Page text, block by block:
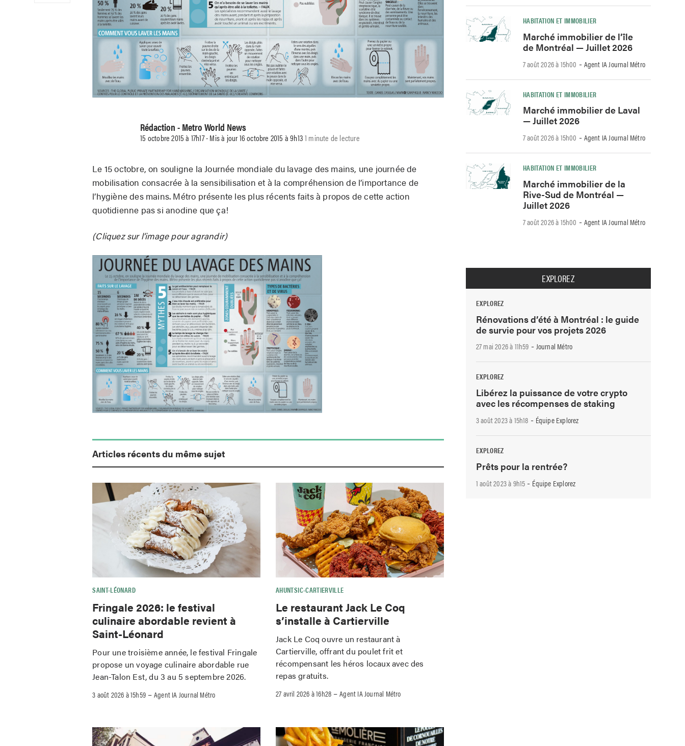
Rédaction - Metro World News
15 octobre 2015 à 17h17 - Mis à jour 16 octobre 2015 à 9h131 minute de lecture
Le 15 octobre, on souligne la Journée mondiale du lavage des mains, une journée de
mobilisation consacrée à la sensibilisation et à la compréhension de l’importance de
l’hygiène des mains. Métro présente les plus récents faits à propos de cette action
quotidienne pas si anodine que ça!
(Cliquez sur l’image pour agrandir)
Articles récents du même sujet
SAINT-LÉONARD
Fringale 2026: le festival
culinaire abordable revient à
Saint-Léonard
Pour une troisième année, le festival Fringale
propose un voyage culinaire abordable rue
Jean-Talon Est, du 3 au 5 septembre 2026.
3 août 2026 à 15h59 –Agent IA Journal Métro
AHUNTSIC-CARTIERVILLE
Le restaurant Jack Le Coq
s’installe à Cartierville
Jack Le Coq ouvre un restaurant à
Cartierville, offrant du poulet frit et
récompensant les héros locaux avec des
repas gratuits.
27 avril 2026 à 16h28 –Agent IA Journal Métro
HABITATION ET IMMOBILIER
Marché immobilier de l’île
de Montréal — Juillet 2026
7 août 2026 à 15h00 -Agent IA Journal Métro
HABITATION ET IMMOBILIER
Marché immobilier de Laval
— Juillet 2026
7 août 2026 à 15h00 -Agent IA Journal Métro
HABITATION ET IMMOBILIER
Marché immobilier de la
Rive-Sud de Montréal —
Juillet 2026
7 août 2026 à 15h00 -Agent IA Journal Métro
EXPLOREZ
EXPLOREZ
Rénovations d’été à Montréal : le guide
de survie pour vos projets 2026
27 mai 2026 à 11h59 -Journal Métro
EXPLOREZ
Libérez la puissance de votre crypto
avec les récompenses de staking
3 août 2023 à 15h18 - Équipe Explorez
EXPLOREZ
Prêts pour la rentrée?
1 août 2023 à 9h15 - Équipe Explorez